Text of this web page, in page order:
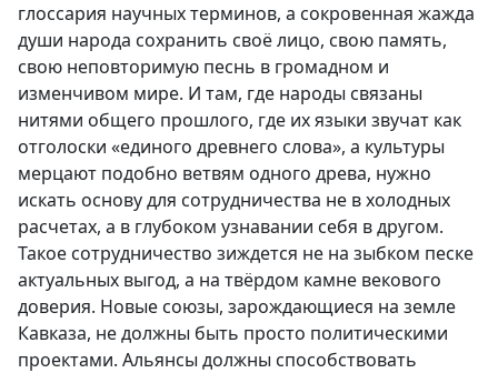
глоссария научных терминов, а сокровенная жажда
души народа сохранить своё лицо, свою память,
свою неповторимую песнь в громадном и
изменчивом мире. И там, где народы связаны
нитями общего прошлого, где их языки звучат как
отголоски «единого древнего слова», а культуры
мерцают подобно ветвям одного древа, нужно
искать основу для сотрудничества не в холодных
расчетах, а в глубоком узнавании себя в другом.
Такое сотрудничество зиждется не на зыбком песке
актуальных выгод, а на твёрдом камне векового
доверия. Новые союзы, зарождающиеся на земле
Кавказа, не должны быть просто политическими
проектами. Альянсы должны способствовать